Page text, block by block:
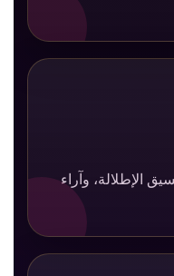
الإطلالة، وآراء